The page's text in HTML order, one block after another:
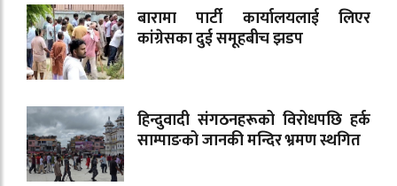
बारामा पार्टी कार्यालयलाई लिएर
कांग्रेसका दुई समूहबीच झडप
हिन्दुवादी संगठनहरूको विरोधपछि हर्क
साम्पाङको जानकी मन्दिर भ्रमण स्थगित